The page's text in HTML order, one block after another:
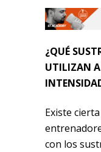
¿QUÉ
UTILIZAN A
Existe
con los